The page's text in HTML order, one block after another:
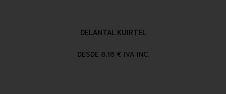
DELANTAL KUIRTEL
DESDE 8,16 € IVA INC.